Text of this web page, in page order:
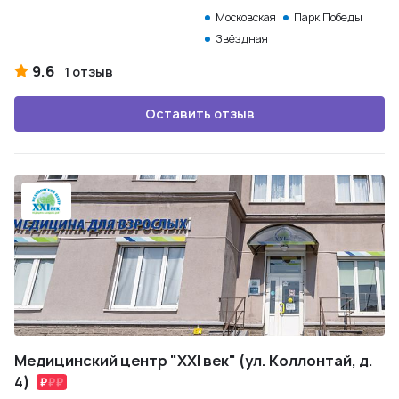
Московская
Парк Победы
Звёздная
9.6 1 отзыв
Оставить отзыв
Медицинский центр "XXI век" (ул. Коллонтай, д.
4)